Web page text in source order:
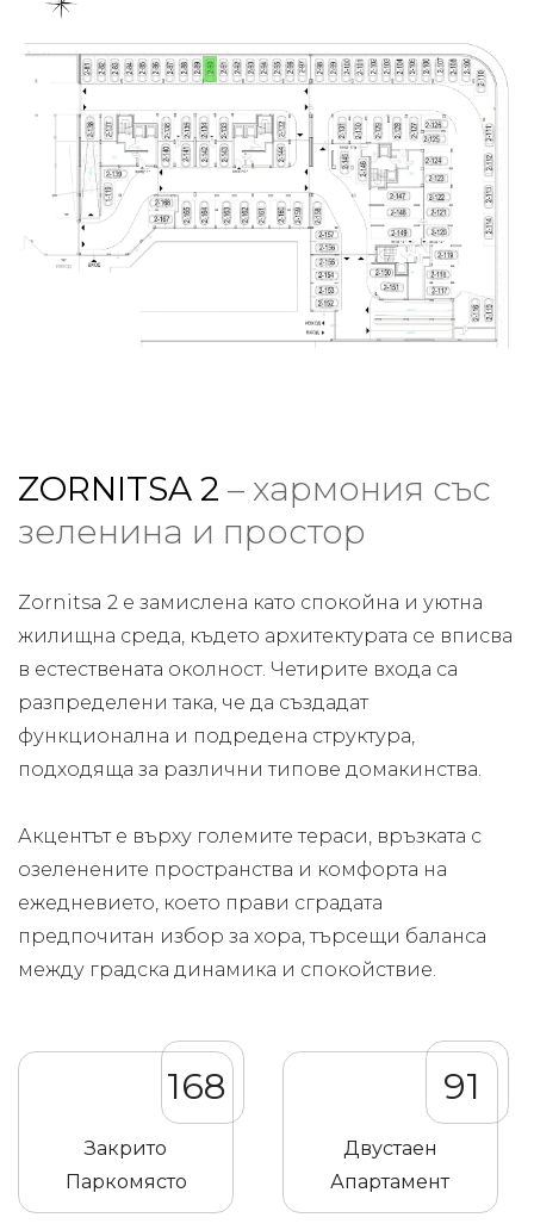
ZORNITSA 2 – хармония със
зеленина и простор
Zornitsa 2 е замислена като спокойна и уютна
жилищна среда, където архитектурата се вписва
в естествената околност. Четирите входа са
разпределени така, че да създадат
функционална и подредена структура,
подходяща за различни типове домакинства.
Акцентът е върху големите тераси, връзката с
озеленените пространства и комфорта на
ежедневието, което прави сградата
предпочитан избор за хора, търсещи баланса
между градска динамика и спокойствие.
168
Закрито
Паркомясто
91
Двустаен
Апартамент